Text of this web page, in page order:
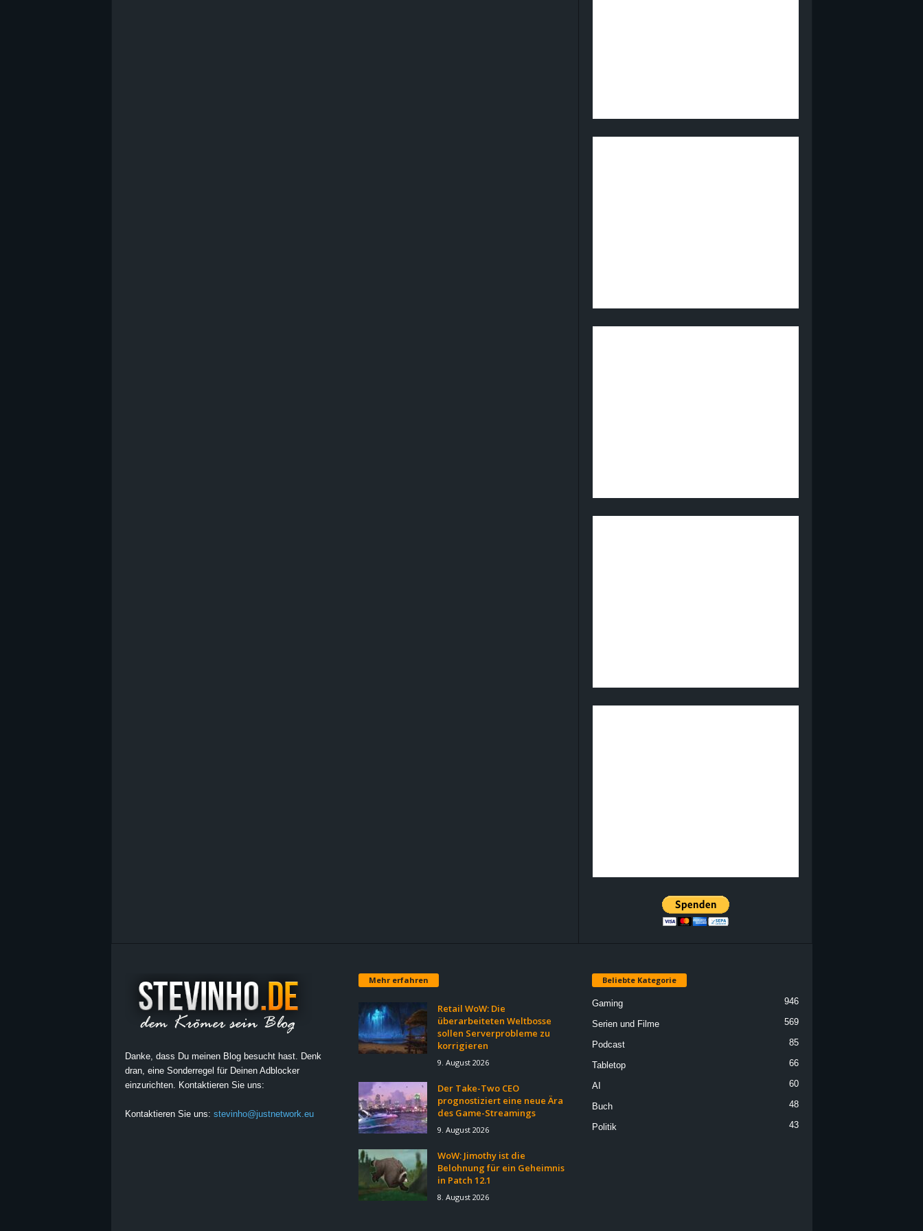
Danke, dass Du meinen Blog besucht hast. Denk
dran, eine Sonderregel für Deinen Adblocker
einzurichten. Kontaktieren Sie uns:
Kontaktieren Sie uns: stevinho@justnetwork.eu
Mehr erfahren
Retail WoW: Die
überarbeiteten Weltbosse
sollen Serverprobleme zu
korrigieren
9. August 2026
Der Take-Two CEO
prognostiziert eine neue Ära
des Game-Streamings
9. August 2026
WoW: Jimothy ist die
Belohnung für ein Geheimnis
in Patch 12.1
8. August 2026
Beliebte Kategorie
Gaming 946
Serien und Filme 569
Podcast 85
Tabletop 66
AI 60
Buch 48
Politik 43